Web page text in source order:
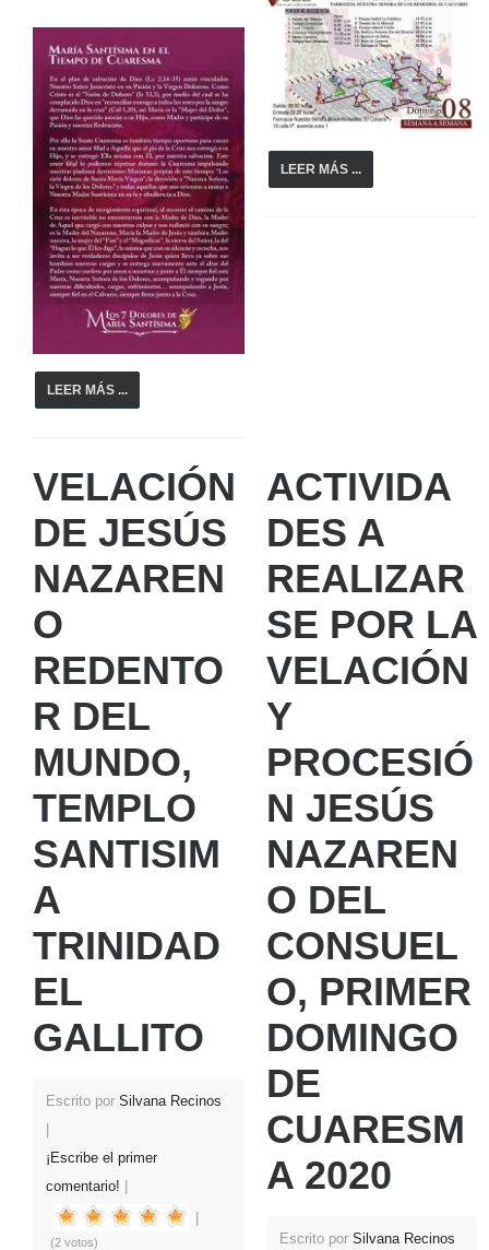
LEER MÁS ...
LEER MÁS ...
VELACIÓN
DE JESÚS
NAZAREN
O
REDENTO
R DEL
MUNDO,
TEMPLO
SANTISIM
A
TRINIDAD
EL
GALLITO
Escrito por Silvana Recinos
¡Escribe el primer
comentario!
(2 votos)
ACTIVIDA
DES A
REALIZAR
SE POR LA
VELACIÓN
Y
PROCESIÓ
N JESÚS
NAZAREN
O DEL
CONSUEL
O, PRIMER
DOMINGO
DE
CUARESM
A 2020
Escrito por Silvana Recinos